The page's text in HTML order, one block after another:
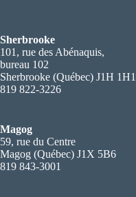
Sherbrooke
101, rue des Abénaquis,
bureau 102
Sherbrooke (Québec) J1H 1H1
819 822-3226
Magog
59, rue du Centre
Magog (Québec) J1X 5B6
819 843-3001